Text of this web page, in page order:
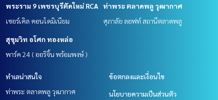
พระราม 9 เพชรบุรีตัดใหม่ RCA
เซอร์เคิล คอนโดมิเนียม
ท่าพระ ตลาดพลู วุฒากาศ
ศุภาลัย ลอฟท์ สถานีตลาดพลู
สุขุมวิท อโศก ทองหล่อ
พาร์ค 24 ( ออริจิ้น พร้อมพงษ์ )
ทำเลน่าสนใจ
ท่าพระ ตลาดพลู วุฒากาศ
ข้อตกลงและเงื่อนไข
นโยบายความเป็นส่วนตัว